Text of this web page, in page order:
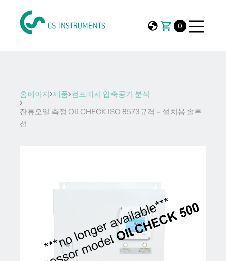
0
홈페이지 제품 컴프레서 압축공기 분석
잔류오일 측정 OILCHECK ISO 8573규격 – 설치용 솔루
션